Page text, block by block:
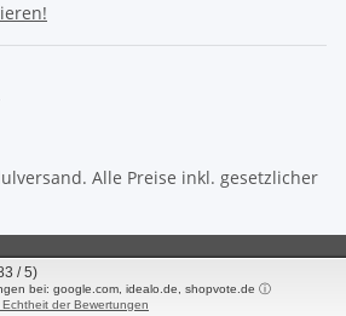
Alle Preise inkl. gesetzlicher
2025 Knauer GmbH & Co. KG
Powered byJTL-Shop
/ 5)
bei: google.com, idealo.de, shopvote.de ⓘ
der Bewertungen